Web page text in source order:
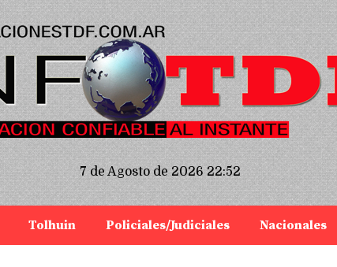
7 de Agosto de 2026 22:52
Tolhuin Policiales/Judiciales Nacionales